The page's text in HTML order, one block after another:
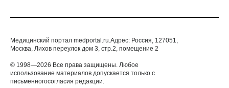
Медицинский портал medportal.ru.Адрес: Россия, 127051,
Москва, Лихов переулок дом 3, стр.2, помещение 2
© 1998—2026 Все права защищены. Любое
использование материалов допускается только с
письменногосогласия редакции.